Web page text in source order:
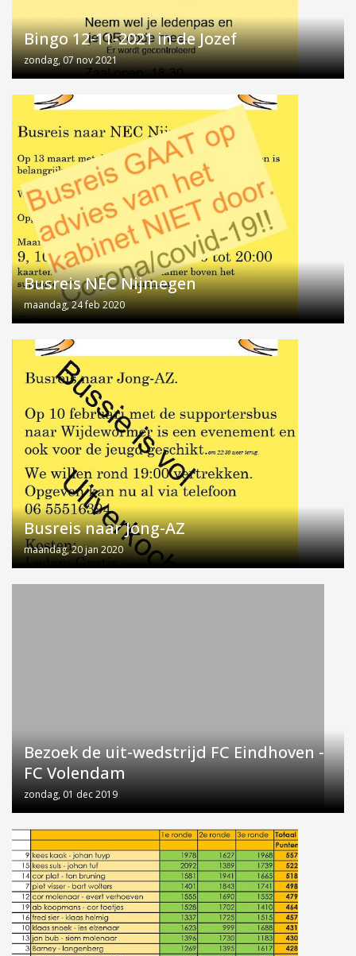
Bingo 12-11-2021 in de Jozef
zondag, 07 nov 2021
Busreis NEC Nijmegen
maandag, 24 feb 2020
Busreis naar Jong-AZ
maandag, 20 jan 2020
Bezoek de uit-wedstrijd FC Eindhoven -
FC Volendam
zondag, 01 dec 2019